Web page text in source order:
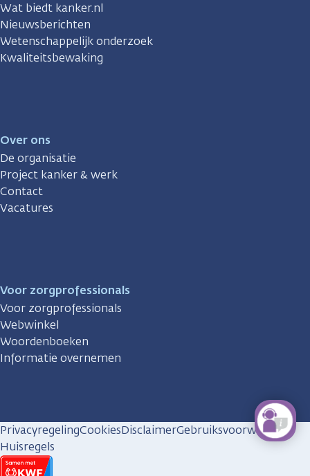
Wat biedt kanker.nl
Nieuwsberichten
Wetenschappelijk onderzoek
Kwaliteitsbewaking
Over ons
De organisatie
Project kanker & werk
Contact
Vacatures
Voor zorgprofessionals
Voor zorgprofessionals
Webwinkel
Woordenboeken
Informatie overnemen
PrivacyregelingCookiesDisclaimerGebruiksvoorwaarden
Huisregels